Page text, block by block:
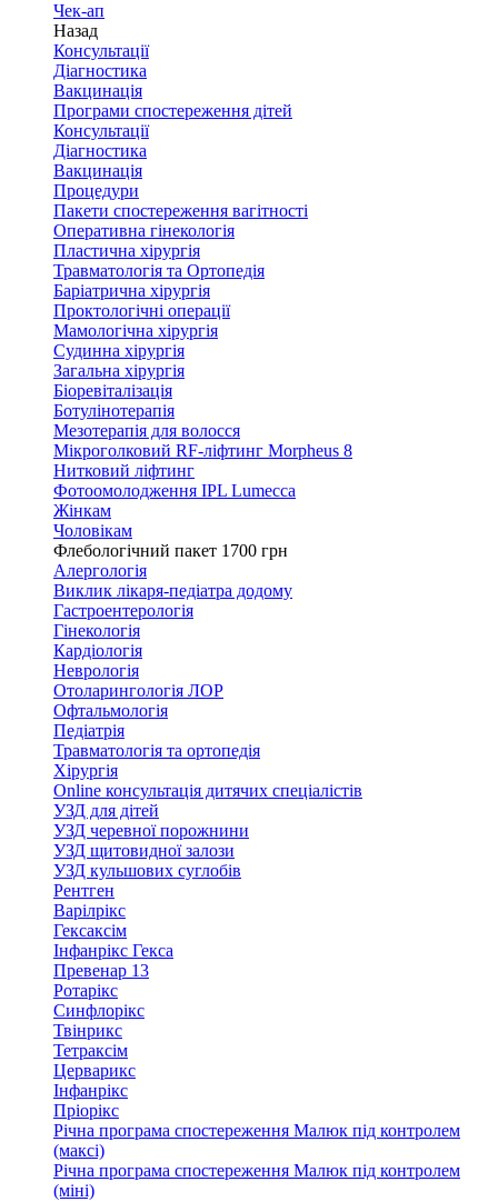
Чек-ап
Назад
Консультації
Діагностика
Вакцинація
Програми спостереження дітей
Консультації
Діагностика
Вакцинація
Процедури
Пакети спостереження вагітності
Оперативна гінекологія
Пластична хірургія
Травматологія та Ортопедія
Баріатрична хірургія
Проктологічні операції
Мамологічна хірургія
Судинна хірургія
Загальна хірургія
Біоревіталізація
Ботулінотерапія
Мезотерапія для волосся
Мікроголковий RF-ліфтинг Morpheus 8
Нитковий ліфтинг
Фотоомолодження IPL Lumecca
Жінкам
Чоловікам
Флебологічний пакет 1700 грн
Алергологія
Виклик лікаря-педіатра додому
Гастроентерологія
Гінекологія
Кардіологія
Неврологія
Отоларингологія ЛОР
Офтальмологія
Педіатрія
Травматологія та ортопедія
Хірургія
Online консультація дитячих спеціалістів
УЗД для дітей
УЗД черевної порожнини
УЗД щитовидної залози
УЗД кульшових суглобів
Рентген
Варілрікс
Гексаксім
Інфанрікс Гекса
Превенар 13
Ротарікс
Синфлорікс
Твінрикс
Тетраксім
Церварикс
Інфанрікс
Пріорікс
Річна програма спостереження Малюк під контролем
(максі)
Річна програма спостереження Малюк під контролем
(міні)